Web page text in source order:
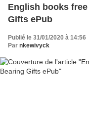
English books
Gifts ePub
Publié le 31/01/2020 à 14:56
Par nkewivyck